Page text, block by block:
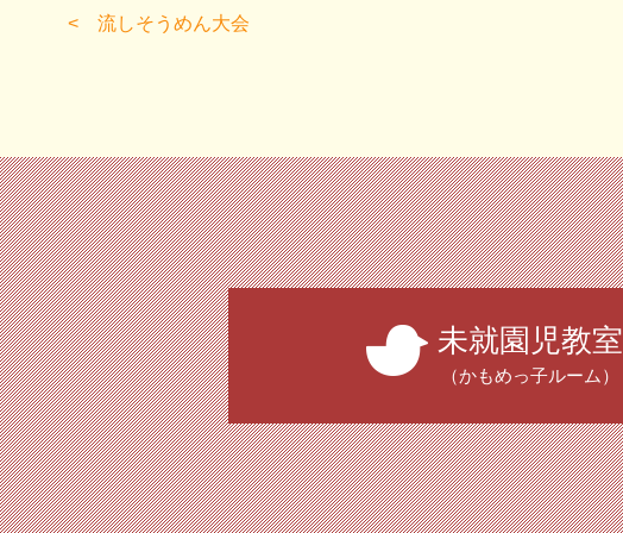
流しそうめん大会
未就園児教室
（かもめっ子ルーム）